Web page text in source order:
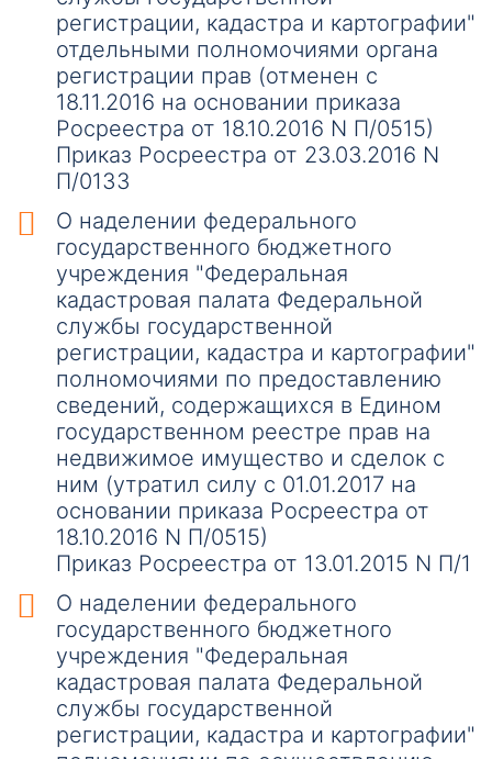
регистрации, кадастра и картографии"
отдельными полномочиями органа
регистрации прав (отменен с
18.11.2016 на основании приказа
Росреестра от 18.10.2016 N П/0515)
Приказ Росреестра от 23.03.2016 N
П/0133
О наделении федерального
государственного бюджетного
учреждения "Федеральная
кадастровая палата Федеральной
службы государственной
регистрации, кадастра и картографии"
полномочиями по предоставлению
сведений, содержащихся в Едином
государственном реестре прав на
недвижимое имущество и сделок с
ним (утратил силу с 01.01.2017 на
основании приказа Росреестра от
18.10.2016 N П/0515)
Приказ Росреестра от 13.01.2015 N П/1
О наделении федерального
государственного бюджетного
учреждения "Федеральная
кадастровая палата Федеральной
службы государственной
регистрации, кадастра и картографии"